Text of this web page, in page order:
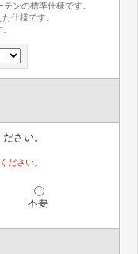
ンの標準仕様です。
仕様です。
さい。
ださい。
不要